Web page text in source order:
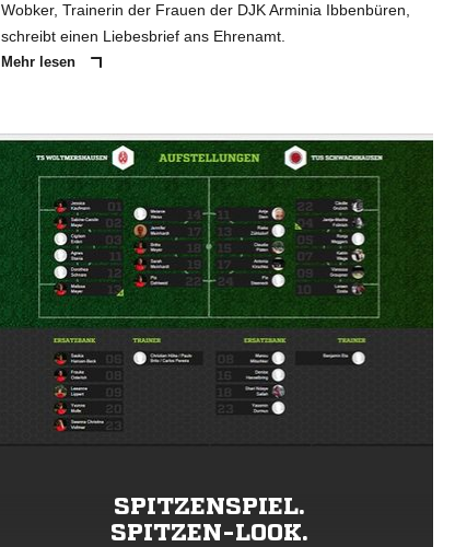
Wobker, Trainerin der Frauen der DJK Arminia Ibbenbüren,
schreibt einen Liebesbrief ans Ehrenamt.
Mehr lesen
SPITZENSPIEL.
SPITZEN-LOOK.